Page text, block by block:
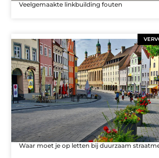
Veelgemaakte linkbuilding fouten
Waar moet je op letten bij duurzaam